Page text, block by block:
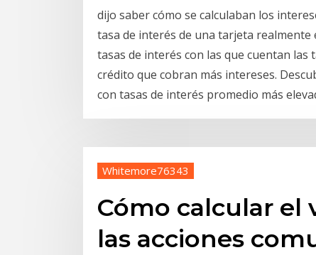
dijo saber cómo se calculaban los
tasa de interés de una tarjeta realmente
tasas de interés con las que cuentan
crédito que cobran más intereses.
con tasas de interés promedio más
Whitemore76343
Cómo calcular el
las acciones